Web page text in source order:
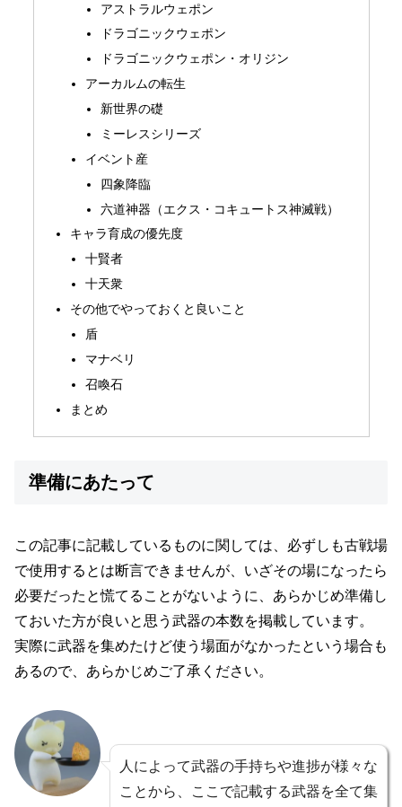
アストラルウェポン
ドラゴニックウェポン
ドラゴニックウェポン・オリジン
アーカルムの転生
新世界の礎
ミーレスシリーズ
イベント産
四象降臨
六道神器（エクス・コキュートス神滅戦）
キャラ育成の優先度
十賢者
十天衆
その他でやっておくと良いこと
盾
マナベリ
召喚石
まとめ
準備にあたって
この記事に記載しているものに関しては、必ずしも古戦場
で使用するとは断言できませんが、いざその場になったら
必要だったと慌てることがないように、あらかじめ準備し
ておいた方が良いと思う武器の本数を掲載しています。
実際に武器を集めたけど使う場面がなかったという場合も
あるので、あらかじめご了承ください。
人によって武器の手持ちや進捗が様々な
ことから、ここで記載する武器を全て集